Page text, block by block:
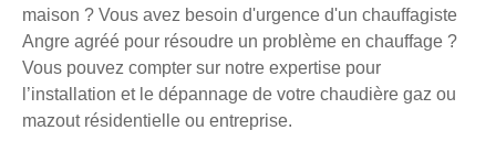
maison ? Vous avez besoin d'urgence d'un chauffagiste
Angre agréé pour résoudre un problème en chauffage ?
Vous pouvez compter sur notre expertise pour
l’installation et le dépannage de votre chaudière gaz ou
mazout résidentielle ou entreprise.